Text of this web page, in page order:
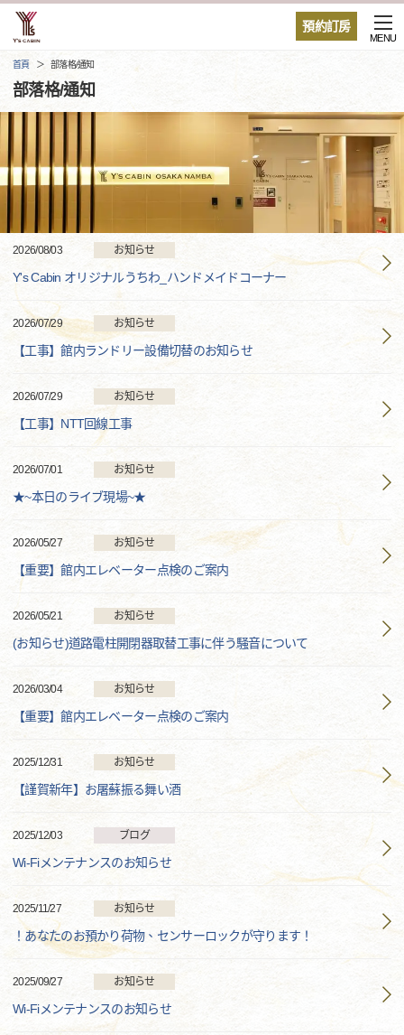
預約訂房
MENU
首頁 部落格/通知
部落格/通知
2026/08/03 お知らせ
Y's Cabin オリジナルうちわ_ハンドメイドコーナー
2026/07/29 お知らせ
【工事】館内ランドリー設備切替のお知らせ
2026/07/29 お知らせ
【工事】NTT回線工事
2026/07/01 お知らせ
★~本日のライブ現場~★
2026/05/27 お知らせ
【重要】館内エレベーター点検のご案内
2026/05/21 お知らせ
(お知らせ)道路電柱開閉器取替工事に伴う騒音について
2026/03/04 お知らせ
【重要】館内エレベーター点検のご案内
2025/12/31 お知らせ
【謹賀新年】お屠蘇振る舞い酒
2025/12/03 ブログ
Wi-Fiメンテナンスのお知らせ
2025/11/27 お知らせ
！あなたのお預かり荷物、センサーロックが守ります！
2025/09/27 お知らせ
Wi-Fiメンテナンスのお知らせ